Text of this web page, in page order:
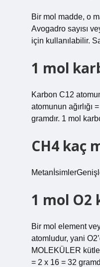
Bir mol madde, o
Avogadro sayısı
için kullanılabilir.
1 mol
Karbon C12
atomunun
gramdır. 1 mol
CH4 kaç
1 mol O2
Bir mol element
atomludur, yani
MOLEKÜLER
= 2 x 16 = 32